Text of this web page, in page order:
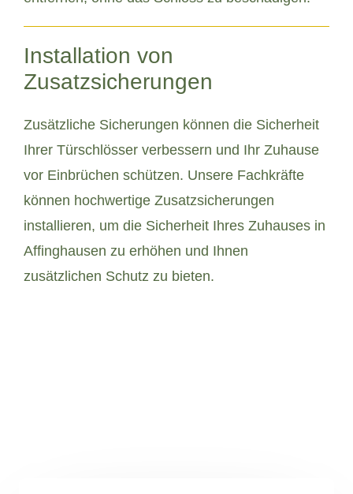
Installation von
Zusatzsicherungen
Zusätzliche Sicherungen können die Sicherheit
Ihrer Türschlösser verbessern und Ihr Zuhause
vor Einbrüchen schützen. Unsere Fachkräfte
können hochwertige Zusatzsicherungen
installieren, um die Sicherheit Ihres Zuhauses in
Affinghausen zu erhöhen und Ihnen
zusätzlichen Schutz zu bieten.